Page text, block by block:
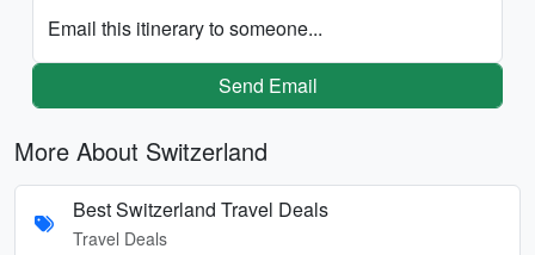
Email this itinerary to someone...
Send Email
More About Switzerland
Best Switzerland Travel Deals
Travel Deals